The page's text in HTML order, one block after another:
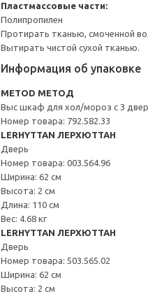
Пластмассовые части:
Полипропилен
Протирать тканью, смоченной
Вытирать чистой сухой тканью.
Информация об упаковке
METOD МЕТОД
Выс шкаф для хол/мороз с 3
Номер товара: 792.582.33
LERHYTTAN ЛЕРХЮТТАН
Дверь
Номер товара: 003.564.96
Ширина: 62 см
Высота: 2 см
Длина: 110 см
Вес: 4.68 кг
LERHYTTAN ЛЕРХЮТТАН
Дверь
Номер товара: 503.565.02
Ширина: 62 см
Высота: 2 см